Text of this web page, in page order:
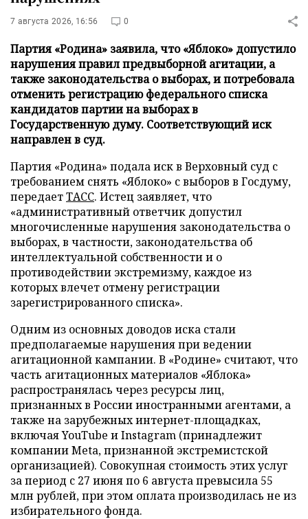
7 августа 2026, 16:56 0
Партия «Родина» заявила, что «Яблоко» допустило
нарушения правил предвыборной агитации, а
также законодательства о выборах, и потребовала
отменить регистрацию федерального списка
кандидатов партии на выборах в
Государственную думу. Соответствующий иск
направлен в суд.
Партия «Родина» подала иск в Верховный суд с
требованием снять «Яблоко» с выборов в Госдуму,
передаетТАСС. Истец заявляет, что
«административный ответчик допустил
многочисленные нарушения законодательства о
выборах, в частности, законодательства об
интеллектуальной собственности и о
противодействии экстремизму, каждое из
которых влечет отмену регистрации
зарегистрированного списка».
Одним из основных доводов иска стали
предполагаемые нарушения при ведении
агитационной кампании. В «Родине» считают, что
часть агитационных материалов «Яблока»
распространялась через ресурсы лиц,
признанных в России иностранными агентами, а
также на зарубежных интернет-площадках,
включая YouTube и Instagram (принадлежит
компании Meta, признанной экстремистской
организацией). Совокупная стоимость этих услуг
за период с 27 июня по 6 августа превысила 55
млн рублей, при этом оплата производилась не из
избирательного фонда.